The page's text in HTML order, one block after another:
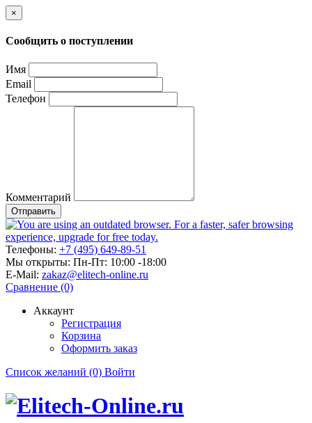
×
Сообщить о поступлении
Имя
Email
Телефон
Комментарий
Отправить
Телефоны: +7 (495) 649-89-51
Мы открыты: Пн-Пт: 10:00 -18:00
E-Mail: zakaz@elitech-online.ru
Сравнение (0)
Аккаунт
Регистрация
Корзина
Оформить заказ
Список желаний (0) Войти